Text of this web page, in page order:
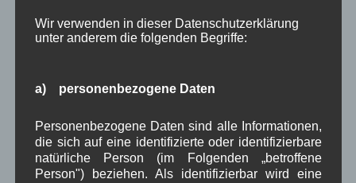
Gemeinderat(128)
in Wallgau(1.091)
um Wallgau(258)
Schlagwörter
Wir verwenden in dieser Datenschutzerklärung
unter anderem die folgenden Begriffe:
a) personenbezogene Daten
Personenbezogene Daten sind alle Informationen,
die sich auf eine identifizierte oder identifizierbare
natürliche Person (im Folgenden „betroffene
Person") beziehen. Als identifizierbar wird eine